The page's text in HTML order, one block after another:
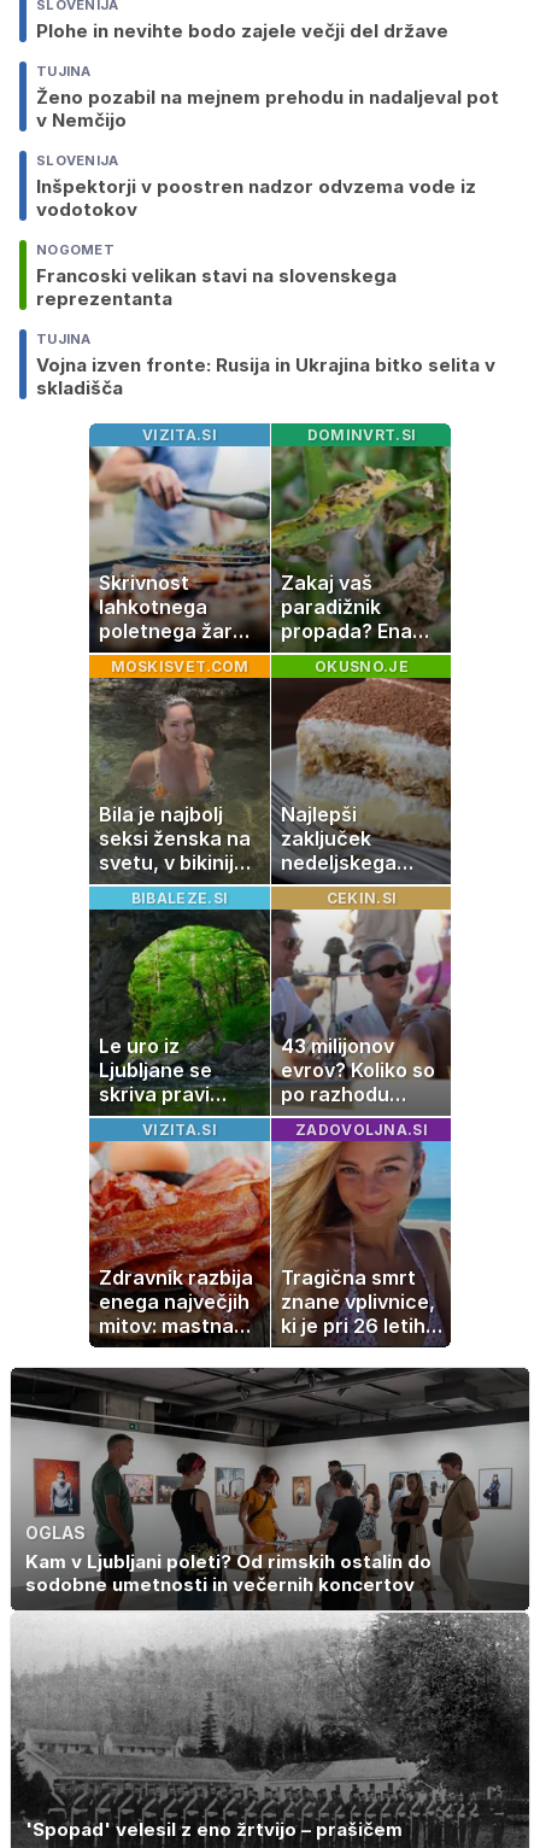
SLOVENIJA
Plohe in nevihte bodo zajele večji del države
TUJINA
Ženo pozabil na mejnem prehodu in nadaljeval pot
v Nemčijo
SLOVENIJA
Inšpektorji v poostren nadzor odvzema vode iz
vodotokov
NOGOMET
Francoski velikan stavi na slovenskega
reprezentanta
TUJINA
Vojna izven fronte: Rusija in Ukrajina bitko selita v
skladišča
VIZITA.SI
Skrivnost
lahkotnega
poletnega žara,
po katerem ne
boste
potrebovali
popoldanskega
spanca
DOMINVRT.SI
Zakaj vaš
paradižnik
propada? Ena
napaka lahko
uniči rastline –
tako jih rešite
MOSKISVET.COM
Bila je najbolj
seksi ženska na
svetu, v bikiniju
znova navdušila
OKUSNO.JE
Najlepši
zaključek
nedeljskega
kosila: 8 sladic
brez peke, ki se
jih vsi veselijo
BIBALEZE.SI
Le uro iz
Ljubljane se
skriva pravi
naravni čudež:
izlet, ki bo
navdušil otroke
CEKIN.SI
43 milijonov
evrov? Koliko so
po razhodu
zahtevale ali
prejele
partnerice
športnih
zvezdnikov
VIZITA.SI
Zdravnik razbija
enega največjih
mitov: mastna
jetra ne
nastanejo zaradi
slanine, temveč
zaradi živila, ki
ga imamo vsi
radi
ZADOVOLJNA.SI
Tragična smrt
znane vplivnice,
ki je pri 26 letih
izgubila boj z
boleznijo
OGLAS
Kam v Ljubljani poleti? Od rimskih ostalin do
sodobne umetnosti in večernih koncertov
'Spopad' velesil z eno žrtvijo – prašičem